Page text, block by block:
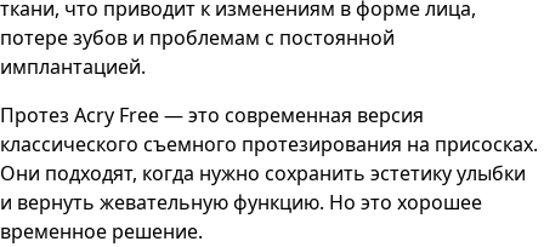
ткани, что приводит к изменениям в форме лица,
потере зубов и проблемам с постоянной
имплантацией.
Протез Acry Free — это современная версия
классического съемного протезирования на присосках.
Они подходят, когда нужно сохранить эстетику улыбки
и вернуть жевательную функцию. Но это хорошее
временное решение.